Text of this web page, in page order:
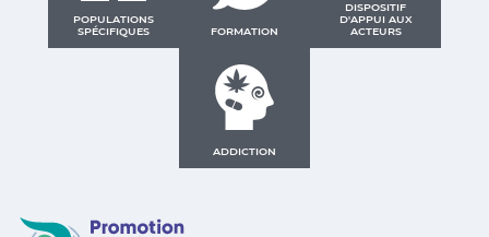
POPULATIONS
SPÉCIFIQUES
FORMATION
DISPOSITIF
D'APPUI AUX
ACTEURS
ADDICTION
Promotion Santé Guadeloupe, Saint-Martin, Saint